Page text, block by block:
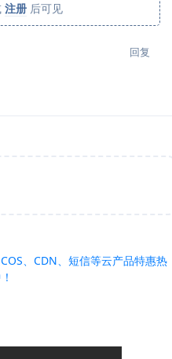
注册 后可见
回复
、CDN、短信等云产品特惠热